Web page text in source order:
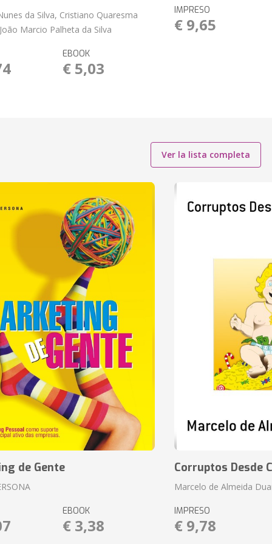
da Silva, Cristiano Quaresma
Marcio Palheta da Silva
EBOOK
€ 5,03
IMPRESO
€ 9,65
Ver la lista completa
de Gente
EBOOK
€ 3,38
Corruptos Desde
Marcelo de Almeida
IMPRESO
€ 9,78